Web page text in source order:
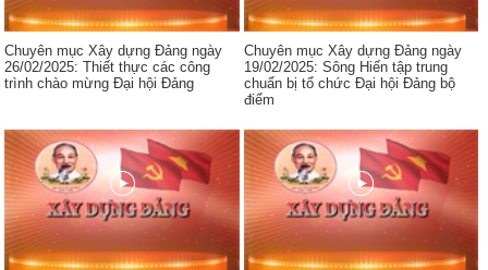
Chuyên mục Xây dựng Đảng ngày
26/02/2025: Thiết thực các công
trình chào mừng Đại hội Đảng
Chuyên mục Xây dựng Đảng ngày
19/02/2025: Sông Hiến tập trung
chuẩn bị tổ chức Đại hội Đảng bộ
điểm